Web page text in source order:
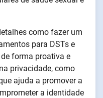
como fazer um
para DSTs e
forma proativa e
privacidade, como
ajuda a promover a
a identidade